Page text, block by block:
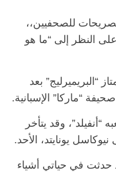
للصحفيين،،
النظر إلى “ما هو
“البريميرليج” بعد
“ماركا” الإسبانية.
مباراة متتالية على ملعبه “أنفيلد”، وقد يتأخر
يونايتد، الأحد.
في حياتي أشياء